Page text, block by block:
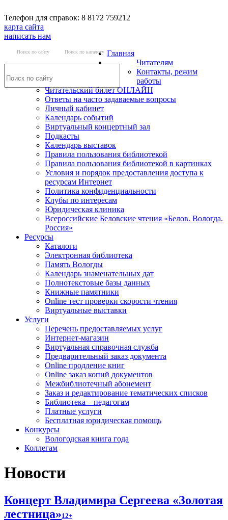
Телефон для справок: 8 8172 759212
карта сайта
написать нам
Поиск по сайту Поиск по каталогу Главная
Читателям
Контакты, режим
работы
Читательский билет ОНЛАЙН
Ответы на часто задаваемые вопросы
Личный кабинет
Календарь событий
Виртуальный концертный зал
Подкасты
Календарь выставок
Правила пользования библиотекой
Правила пользования библиотекой в картинках
Условия и порядок предоставления доступа к
ресурсам Интернет
Политика конфиденциальности
Клубы по интересам
Юридическая клиника
Всероссийские Беловские чтения «Белов. Вологда.
Россия»
Ресурсы
Каталоги
Электронная библиотека
Память Вологды
Календарь знаменательных дат
Полнотекстовые базы данных
Книжные памятники
Online тест проверки скорости чтения
Виртуальные выставки
Услуги
Перечень предоставляемых услуг
Интернет-магазин
Виртуальная справочная служба
Предварительный заказ документа
Online продление книг
Online заказ копий документов
Межбиблиотечный абонемент
Заказ и редактирование тематических списков
Библиотека – педагогам
Платные услуги
Бесплатная юридическая помощь
Конкурсы
Вологодская книга года
Коллегам
Новости
Концерт Владимира Сергеева «Золотая
лестница»12+